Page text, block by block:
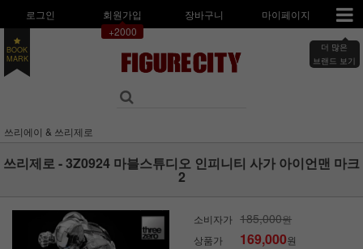
로그인
회원가입
+2000
장바구니 마이페이지
더 많은
브랜드 보기
BOOK
MARK
쓰리에이 & 쓰리제로
쓰리제로 - 3Z0924 마블스튜디오 인피니티 사가 아이언맨 마크
2
소비자가 185,000원
상품가
169,000원